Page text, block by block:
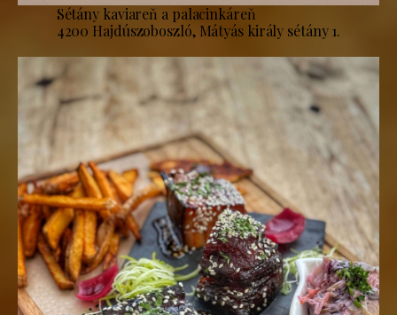
Sétány kaviareň a palacinkáreň
4200 Hajdúszoboszló, Mátyás király sétány 1.